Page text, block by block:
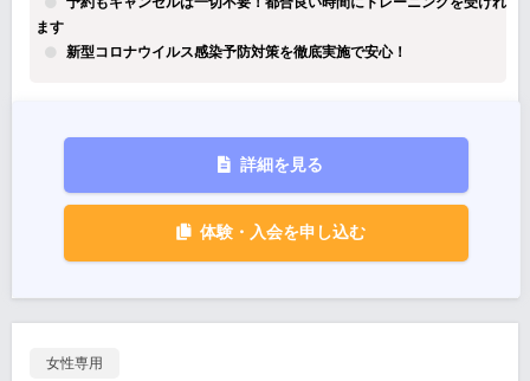
ます
新型コロナウイルス感染予防対策を徹底実施で安心！
詳細を見る
体験・入会を申し込む
女性専用